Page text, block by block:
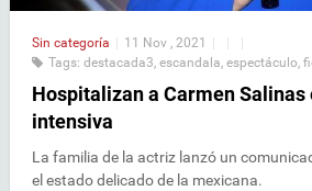
Sin categoría | 11 Nov , 2021 | |
|
Tags: destacada3 escandala espectáculo
Hospitalizan a Carmen Salinas
intensiva
La familia de la actriz lanzó un
el estado delicado de la mexicana.